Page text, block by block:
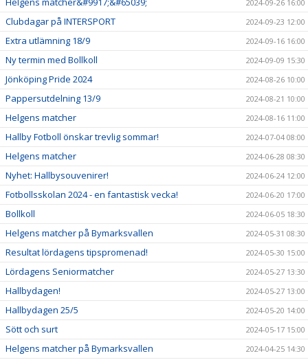
2024-09-26 16:00
Clubdagar på INTERSPORT 2024-09-23 12:00
Extra utlämning 18/9 2024-09-16 16:00
Ny termin med Bollkoll 2024-09-09 15:30
Jönköping Pride 2024 2024-08-26 10:00
Pappersutdelning 13/9 2024-08-21 10:00
Helgens matcher 2024-08-16 11:00
Hallby Fotboll önskar trevlig sommar! 2024-07-04 08:00
Helgens matcher 2024-06-28 08:30
Nyhet: Hallbysouvenirer! 2024-06-24 12:00
Fotbollsskolan 2024 - en fantastisk vecka! 2024-06-20 17:00
Bollkoll 2024-06-05 18:30
Helgens matcher på Bymarksvallen 2024-05-31 08:30
Resultat lördagens tipspromenad! 2024-05-30 15:00
Lördagens Seniormatcher 2024-05-27 13:30
Hallbydagen! 2024-05-27 13:00
Hallbydagen 25/5 2024-05-20 14:00
Sött och surt 2024-05-17 15:00
Helgens matcher på Bymarksvallen 2024-04-25 14:30